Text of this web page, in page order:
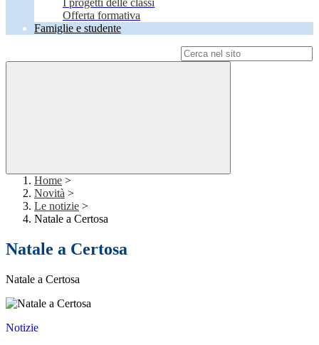
I progetti delle classi
Offerta formativa
Famiglie e studente
Home >
Novità >
Le notizie >
Natale a Certosa
Natale a Certosa
Natale a Certosa
Notizie